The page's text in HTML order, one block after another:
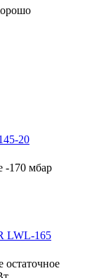
20
-170 мбар
LWL-165
остаточное